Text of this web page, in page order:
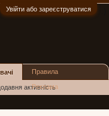
Увійти або зареєструватися
активність
Правила
Реклама